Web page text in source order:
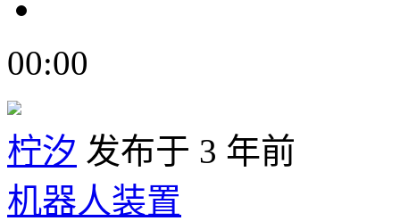
00:00
柠汐 发布于 3 年前
机器人装置